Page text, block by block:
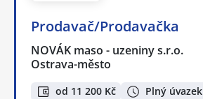
Prodavač/Prodavačka
NOVÁK maso - uzeniny s.r.o.
Ostrava-město
od 11 200 Kč Plný úvazek